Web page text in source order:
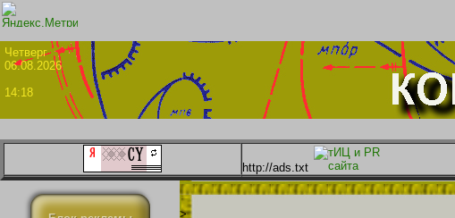
06.08.2026
14:18
http://ads.txt
>